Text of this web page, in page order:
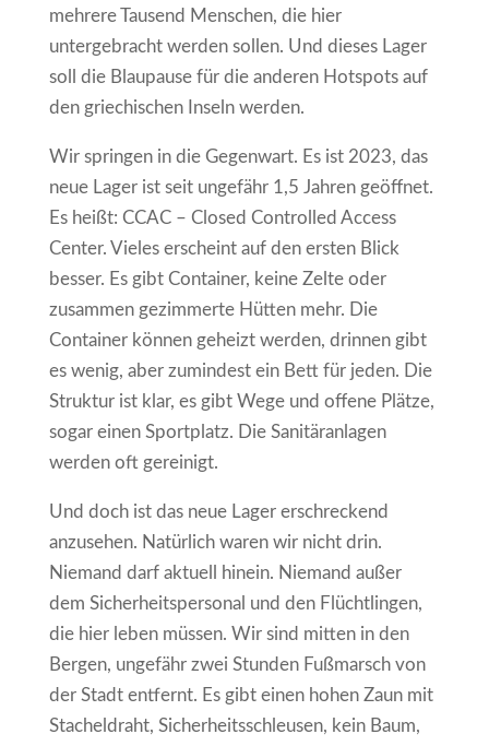
mehrere Tausend Menschen, die hier
untergebracht werden sollen. Und dieses Lager
soll die Blaupause für die anderen Hotspots auf
den griechischen Inseln werden.
Wir springen in die Gegenwart. Es ist 2023, das
neue Lager ist seit ungefähr 1,5 Jahren geöffnet.
Es heißt: CCAC – Closed Controlled Access
Center. Vieles erscheint auf den ersten Blick
besser. Es gibt Container, keine Zelte oder
zusammen gezimmerte Hütten mehr. Die
Container können geheizt werden, drinnen gibt
es wenig, aber zumindest ein Bett für jeden. Die
Struktur ist klar, es gibt Wege und offene Plätze,
sogar einen Sportplatz. Die Sanitäranlagen
werden oft gereinigt.
Und doch ist das neue Lager erschreckend
anzusehen. Natürlich waren wir nicht drin.
Niemand darf aktuell hinein. Niemand außer
dem Sicherheitspersonal und den Flüchtlingen,
die hier leben müssen. Wir sind mitten in den
Bergen, ungefähr zwei Stunden Fußmarsch von
der Stadt entfernt. Es gibt einen hohen Zaun mit
Stacheldraht, Sicherheitsschleusen, kein Baum,